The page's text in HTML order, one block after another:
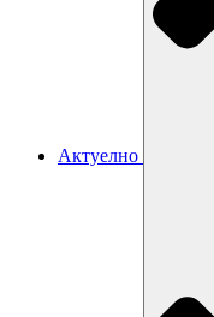
Актуелно